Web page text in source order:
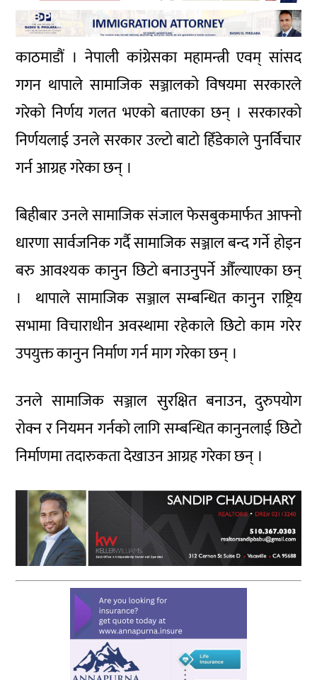
काठमाडौं । नेपाली कांग्रेसका महामन्त्री एवम् सांसद
गगन थापाले सामाजिक सञ्जालको विषयमा सरकारले
गरेको निर्णय गलत भएको बताएका छन् । सरकारको
निर्णयलाई उनले सरकार उल्टो बाटो हिँडेकाले पुनर्विचार
गर्न आग्रह गरेका छन् ।
बिहीबार उनले सामाजिक संजाल फेसबुकमार्फत आफ्नो
धारणा सार्वजनिक गर्दै सामाजिक सञ्जाल बन्द गर्ने होइन
बरु आवश्यक कानुन छिटो बनाउनुपर्ने औँल्याएका छन्
। थापाले सामाजिक सञ्जाल सम्बन्धित कानुन राष्ट्रिय
सभामा विचाराधीन अवस्थामा रहेकाले छिटो काम गरेर
उपयुक्त कानुन निर्माण गर्न माग गरेका छन् ।
उनले सामाजिक सञ्जाल सुरक्षित बनाउन, दुरुपयोग
रोक्न र नियमन गर्नको लागि सम्बन्धित कानुनलाई छिटो
निर्माणमा तदारुकता देखाउन आग्रह गरेका छन् ।